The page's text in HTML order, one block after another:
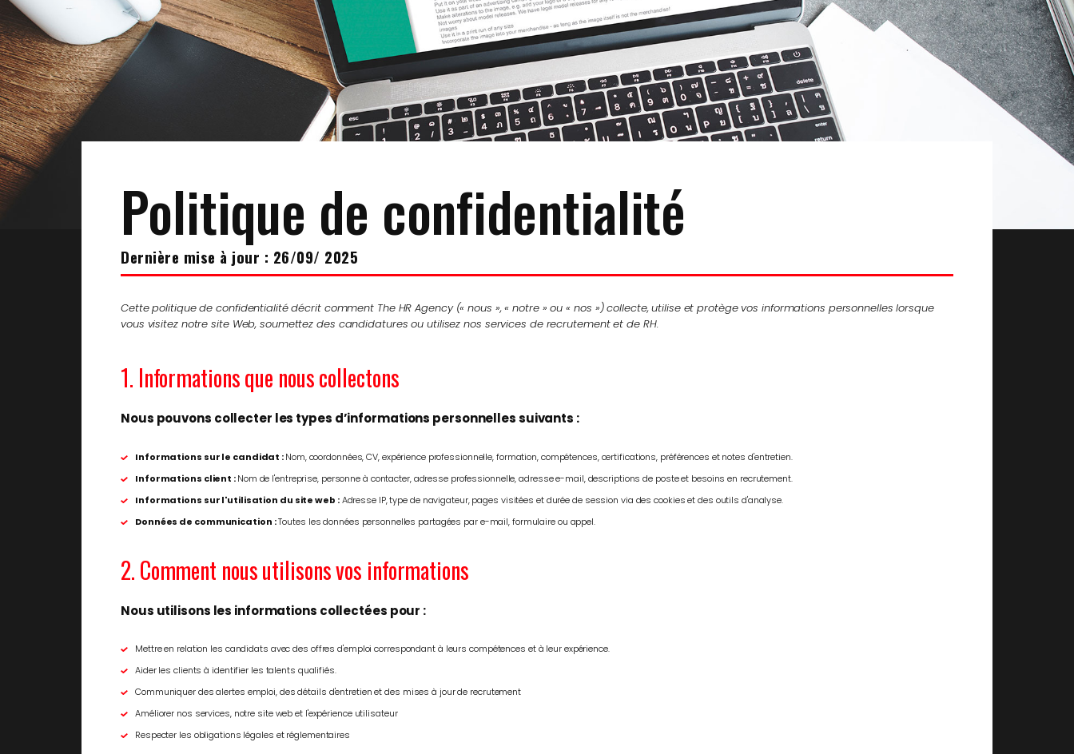
Politique de confidentialité
Dernière mise à jour : 26/09/ 2025
Cette politique de confidentialité décrit comment The HR Agency (« nous », « notre » ou « nos ») collecte, utilise et protège vos informations personnelles lorsque
vous visitez notre site Web, soumettez des candidatures ou utilisez nos services de recrutement et de RH.
1. Informations que nous collectons
Nous pouvons collecter les types d’informations personnelles suivants :
Informations sur le candidat :Nom, coordonnées, CV, expérience professionnelle, formation, compétences, certifications, préférences et notes d'entretien.
Informations client :Nom de l'entreprise, personne à contacter, adresse professionnelle, adresse e-mail, descriptions de poste et besoins en recrutement.
Informations sur l'utilisation du site web :Adresse IP, type de navigateur, pages visitées et durée de session via des cookies et des outils d'analyse.
Données de communication :Toutes les données personnelles partagées par e-mail, formulaire ou appel.
2. Comment nous utilisons vos informations
Nous utilisons les informations collectées pour :
Mettre en relation les candidats avec des offres d'emploi correspondant à leurs compétences et à leur expérience.
Aider les clients à identifier les talents qualifiés.
Communiquer des alertes emploi, des détails d'entretien et des mises à jour de recrutement
Améliorer nos services, notre site web et l'expérience utilisateur
Respecter les obligations légales et réglementaires